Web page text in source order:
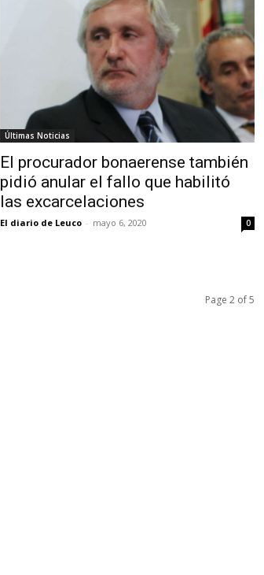
Últimas Noticias
El procurador bonaerense también
pidió anular el fallo que habilitó
las excarcelaciones
El diario de Leuco - mayo 6, 2020 0
Page 2 of 5